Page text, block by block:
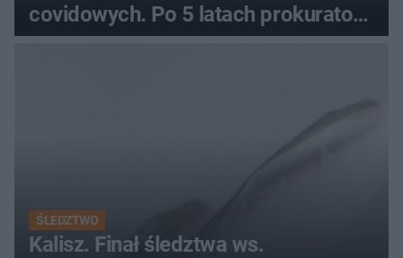
covidowych. Po 5 latach prokurator
zamyka sprawę
ŚLEDZTWO
Kalisz. Finał śledztwa ws.